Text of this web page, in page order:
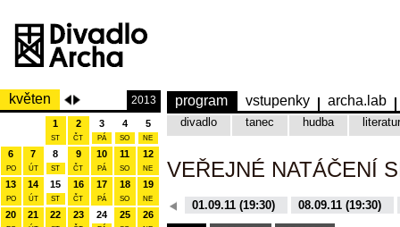
květen 2013
1
ST
2
ČT
3
PÁ
4
SO
5
NE
6
PO
7
ÚT
8
ST
9
ČT
10
PÁ
11
SO
12
NE
13
PO
14
ÚT
15
ST
16
ČT
17
PÁ
18
SO
19
NE
20 21 22 23 24 25 26
program vstupenky archa.lab
divadlo tanec hudba
VEŘEJNÉ NATÁČENÍ
08.12.15 (19:30) 01.09.11 (19:30)
08.09.11 (19:30)